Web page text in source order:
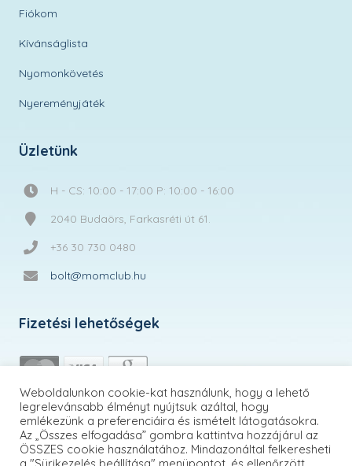
Fiókom
Kívánságlista
Nyomonkövetés
Nyereményjáték
Üzletünk
H - CS: 10:00 - 17:00 P: 10:00 - 16:00
2040 Budaörs, Farkasréti út 61.
+36 30 730 0480
bolt@momclub.hu
Fizetési lehetőségek
Weboldalunkon cookie-kat használunk, hogy a lehető
legrelevánsabb élményt nyújtsuk azáltal, hogy
emlékezünk a preferenciáira és ismételt látogatásokra.
Az „Összes elfogadása” gombra kattintva hozzájárul az
ÖSSZES cookie használatához. Mindazonáltal felkeresheti